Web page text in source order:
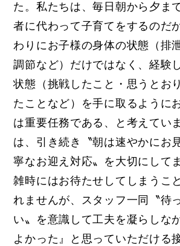
た。私たちは、毎日朝から夕ま
者に代わって子育てをするのだ
わりにお子様の身体の状態（排
調節など）だけではなく、経験
状態（挑戦したこと・思うとお
たことなど）を手に取るように
は重要任務である、と考えてい
は、引き続き〝朝は速やかにお
寧なお迎え対応〟を大切にして
雑時にはお待たせしてしまうこ
れませんが、スタッフ一同〝待
い〟を意識して工夫を凝らしな
よかった』と思っていただける